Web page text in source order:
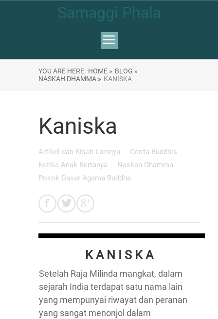
Samaggi Phala
YOU ARE HERE: HOME » BLOG »
NASKAH DHAMMA » KANISKA
Kaniska
Artikel dan Kisah Lainnya
Cerita Buddhis
Ketika Anak Bertanya
Naskah Dhamma
Pokok Dasar Agama Buddha
K A N I S K A
Setelah Raja Milinda mangkat, dalam
sejarah India terdapat satu nama lain
yang mempunyai riwayat dan peranan
yang sangat menonjol dalam